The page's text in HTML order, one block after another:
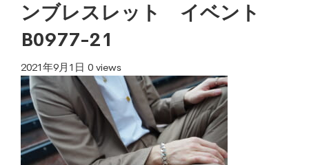
ンブレスレット イベント
B0977-21
2021年9月1日 0 views